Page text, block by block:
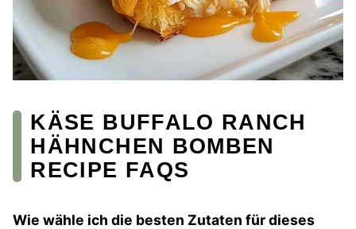
KÄSE BUFFALO RANCH
HÄHNCHEN BOMBEN
RECIPE FAQS
Wie wähle ich die besten Zutaten für dieses